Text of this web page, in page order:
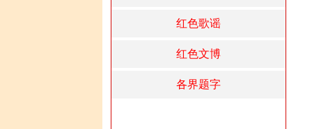
红色歌谣
红色文博
各界题字